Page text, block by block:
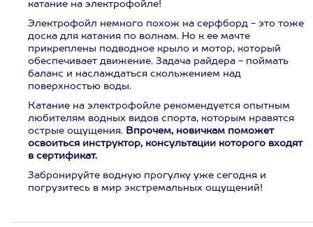
катание на электрофойле!
Электрофойл немного похож на серфборд - это тоже
доска для катания по волнам. Но к ее мачте
прикреплены подводное крыло и мотор, который
обеспечивает движение. Задача райдера - поймать
баланс и наслаждаться скольжением над
поверхностью воды.
Катание на электрофойле рекомендуется опытным
любителям водных видов спорта, которым нравятся
острые ощущения. Впрочем, новичкам поможет
освоиться инструктор, консультации которого входят
в сертификат.
Забронируйте водную прогулку уже сегодня и
погрузитесь в мир экстремальных ощущений!